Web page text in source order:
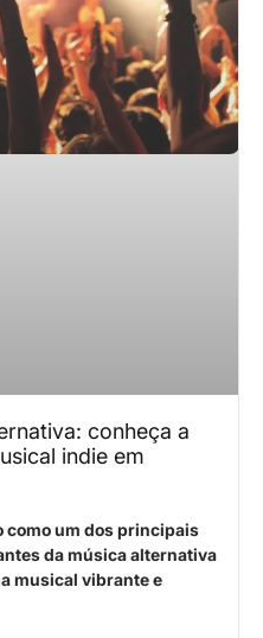
conheça a
indie em
como um dos principais
da música alternativa
musical vibrante e